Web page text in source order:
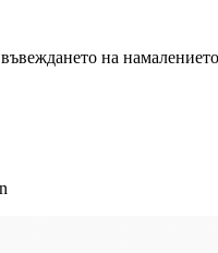
на намалението